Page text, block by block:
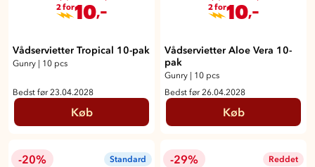
2 for10,-
Vådservietter Tropical 10-pak
Gunry | 10 pcs
Bedst før 23.04.2028
Køb
2 for10,-
Vådservietter Aloe Vera 10-
pak
Gunry | 10 pcs
Bedst før 26.04.2028
Køb
-20% Standard -29% Reddet